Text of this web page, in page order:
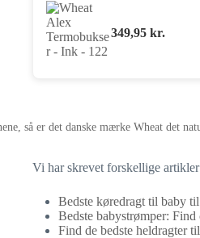
349,95 kr.
så er det danske mærke Wheat det
Vi har skrevet forskellige
Bedste køredragt til baby
Bedste babystrømper:
Find de bedste heldragter